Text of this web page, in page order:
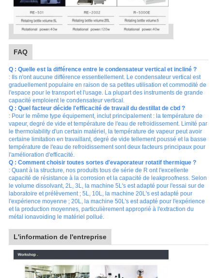
FAQ
Q : Quelle est la différence entre le condensateur vertical et incliné ?
: Ils n'ont aucune différence essentiellement. Le condensateur vertical est
graduellement populaire en raison de sa petites utilisation et commodité de
l'espace pour le transport et l'usage. La plupart des instruments de grande
capacité emploient le condensateur vertical.
Q : Quel facteur décide l'efficacité de travail du destillat de cbd ?
: Pour le même type équipement, inclut principalement : la température de
vapeur, degré de vide et température de l'eau de refroidissement. Limité par
le thermolability d'un certain matériel, la température de vapeur peut avoir
certaine limitation en travaillant, degré de vide tellement poussé et la basse
température de l'eau de refroidissement sont deux facteurs principaux pour
l'amélioration d'efficacité.
Q : Comment choisir toutes sortes d'evaporateur rotatif thermique ?
: Quant à la structure, nos produits tous de série de R ont l'excellente
capacité de résistance à la corrosion et la capacité de leakproofness. Selon
le volume dissolvant, 2L, 3L, la machine 5L's est adapté pour l'essai sur de
laboratoire et prélèvement ; 5L, 10L, la machine 20L's est adapté pour
l'expérience moyenne ; 20L, la machine 50L's est adapté pour l'expérience
et la production moyennes, particulièrement approprié à l'extraction du
métal ionavoiding le matériel pollué.
L'information de l'entreprise